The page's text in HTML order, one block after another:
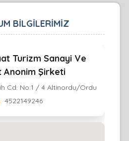
BİLGİLERİMİZ
Turizm Sanayi Ve
Anonim Şirketi
Cd. No:1 / 4 Altinordu/Ordu
4522149246